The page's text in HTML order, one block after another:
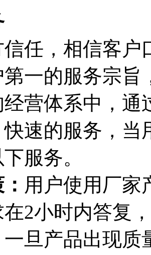
任，相信客户
一的服务宗旨
营体系中，通
速的服务，当
服务。
用户使用厂家
2小时内答复
旦产品出现